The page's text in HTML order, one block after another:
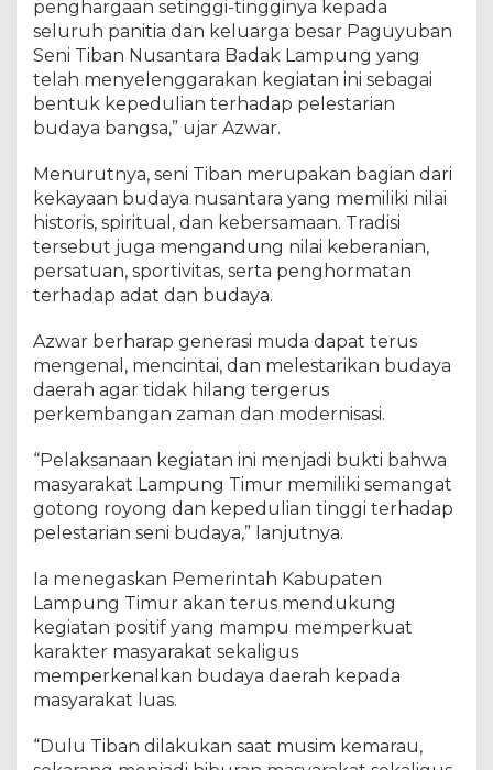
penghargaan setinggi-tingginya kepada
seluruh panitia dan keluarga besar Paguyuban
Seni Tiban Nusantara Badak Lampung yang
telah menyelenggarakan kegiatan ini sebagai
bentuk kepedulian terhadap pelestarian
budaya bangsa,” ujar Azwar.
Menurutnya, seni Tiban merupakan bagian dari
kekayaan budaya nusantara yang memiliki nilai
historis, spiritual, dan kebersamaan. Tradisi
tersebut juga mengandung nilai keberanian,
persatuan, sportivitas, serta penghormatan
terhadap adat dan budaya.
Azwar berharap generasi muda dapat terus
mengenal, mencintai, dan melestarikan budaya
daerah agar tidak hilang tergerus
perkembangan zaman dan modernisasi.
“Pelaksanaan kegiatan ini menjadi bukti bahwa
masyarakat Lampung Timur memiliki semangat
gotong royong dan kepedulian tinggi terhadap
pelestarian seni budaya,” lanjutnya.
Ia menegaskan Pemerintah Kabupaten
Lampung Timur akan terus mendukung
kegiatan positif yang mampu memperkuat
karakter masyarakat sekaligus
memperkenalkan budaya daerah kepada
masyarakat luas.
“Dulu Tiban dilakukan saat musim kemarau,